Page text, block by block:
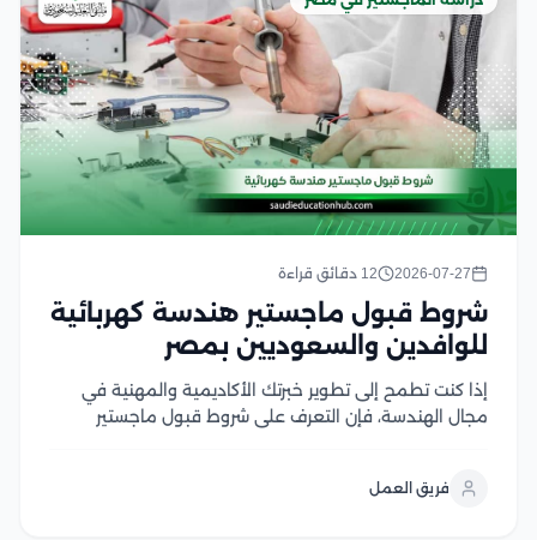
2026-07-27 12 دقائق قراءة
شروط قبول ماجستير هندسة كهربائية
للوافدين والسعوديين بمصر
إذا كنت تطمح إلى تطوير خبرتك الأكاديمية والمهنية في
مجال الهندسة، فإن التعرف على شروط قبول ماجستير
متقدمة تجمع بين الجانب الأكاديمي والتطبيقي، مع...
فريق العمل